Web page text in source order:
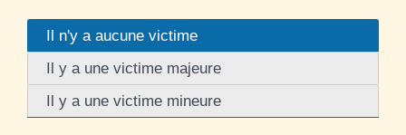
Il n'y a aucune victime
Il y a une victime majeure
Il y a une victime mineure